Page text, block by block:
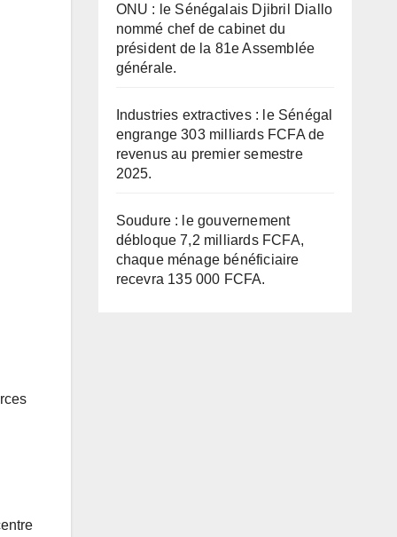
ONU : le Sénégalais Djibril Diallo
nommé chef de cabinet du
président de la 81e Assemblée
générale.
Industries extractives : le Sénégal
engrange 303 milliards FCFA de
revenus au premier semestre
2025.
Soudure : le gouvernement
débloque 7,2 milliards FCFA,
chaque ménage bénéficiaire
recevra 135 000 FCFA.